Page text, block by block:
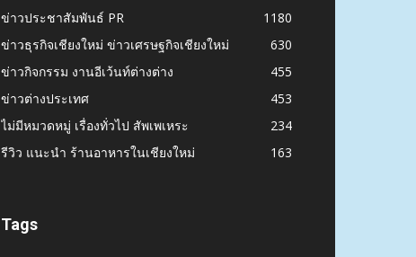
ข่าวประชาสัมพันธ์ PR
1180
ข่าวธุรกิจเชียงใหม่ ข่าวเศรษฐกิจเชียงใหม่
630
ข่าวกิจกรรม งานอีเว้นท์ต่างต่าง
455
ข่าวต่างประเทศ
453
ไม่มีหมวดหมู่ เรื่องทั่วไป สัพเพเหระ
234
รีวิว แนะนำ ร้านอาหารในเชียงใหม่
163
Tags